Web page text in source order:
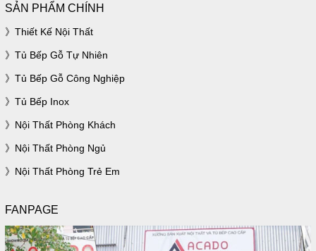
SẢN PHẨM CHÍNH
Thiết Kế Nội Thất
Tủ Bếp Gỗ Tự Nhiên
Tủ Bếp Gỗ Công Nghiệp
Tủ Bếp Inox
Nội Thất Phòng Khách
Nội Thất Phòng Ngủ
Nội Thất Phòng Trẻ Em
FANPAGE